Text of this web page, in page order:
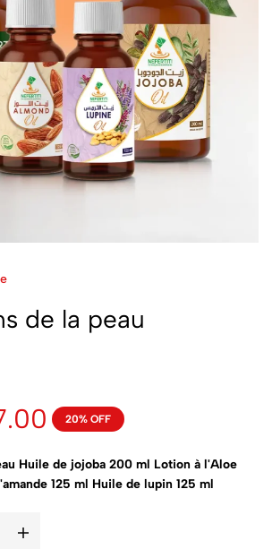
de la peau
20% OFF
Huile de jojoba 200 ml Lotion à l'Aloe
125 ml Huile de lupin 125 ml